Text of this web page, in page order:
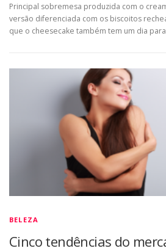
Principal sobremesa produzida com o
versão diferenciada com os biscoitos
que o cheesecake também tem um dia
BELEZA
Cinco tendências do